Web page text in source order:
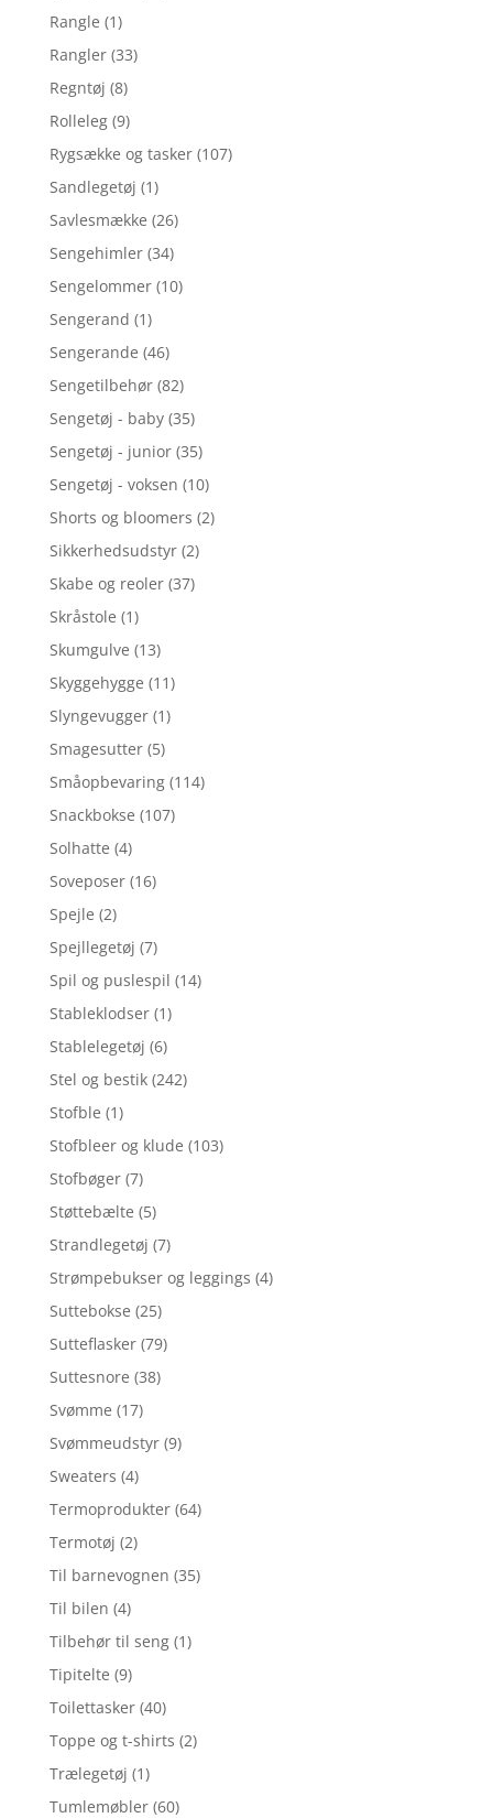
Rangle (1)
Rangler (33)
Regntøj (8)
Rolleleg (9)
Rygsække og tasker (107)
Sandlegetøj (1)
Savlesmække (26)
Sengehimler (34)
Sengelommer (10)
Sengerand (1)
Sengerande (46)
Sengetilbehør (82)
Sengetøj - baby (35)
Sengetøj - junior (35)
Sengetøj - voksen (10)
Shorts og bloomers (2)
Sikkerhedsudstyr (2)
Skabe og reoler (37)
Skråstole (1)
Skumgulve (13)
Skyggehygge (11)
Slyngevugger (1)
Smagesutter (5)
Småopbevaring (114)
Snackbokse (107)
Solhatte (4)
Soveposer (16)
Spejle (2)
Spejllegetøj (7)
Spil og puslespil (14)
Stableklodser (1)
Stablelegetøj (6)
Stel og bestik (242)
Stofble (1)
Stofbleer og klude (103)
Stofbøger (7)
Støttebælte (5)
Strandlegetøj (7)
Strømpebukser og leggings (4)
Suttebokse (25)
Sutteflasker (79)
Suttesnore (38)
Svømme (17)
Svømmeudstyr (9)
Sweaters (4)
Termoprodukter (64)
Termotøj (2)
Til barnevognen (35)
Til bilen (4)
Tilbehør til seng (1)
Tipitelte (9)
Toilettasker (40)
Toppe og t-shirts (2)
Trælegetøj (1)
Tumlemøbler (60)